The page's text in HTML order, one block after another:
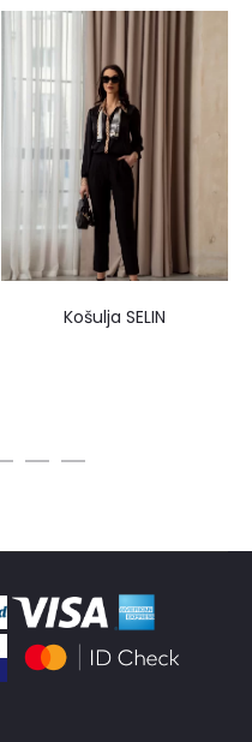
Košulja SELIN